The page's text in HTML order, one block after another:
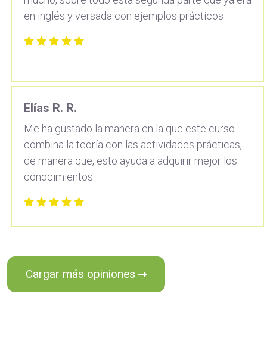
en inglés y versada con ejemplos prácticos
Elías R. R.
Me ha gustado la manera en la que este curso
combina la teoría con las actividades prácticas,
de manera que, esto ayuda a adquirir mejor los
conocimientos.
Cargar más opiniones